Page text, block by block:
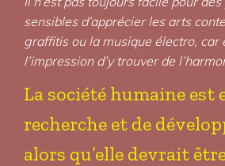
sensibles d’apprécier les arts
graffitis ou la musique électro, car
l’impression d’y trouver de
La société humaine est
recherche et de
alors qu’elle devrait